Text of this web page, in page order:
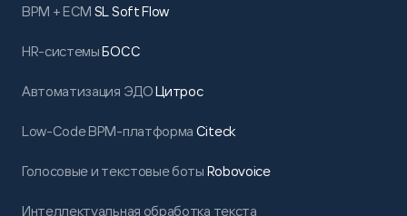
BPM + ECM SL Soft Flow
HR-системыБОСС
Автоматизация ЭДОЦитрос
Low-Code BPM-платформа Citeck
Голосовые и текстовые боты Robovoice
Интеллектуальная обработка текста